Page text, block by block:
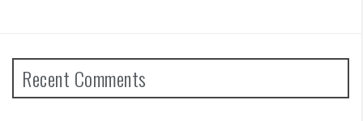
Recent Comments